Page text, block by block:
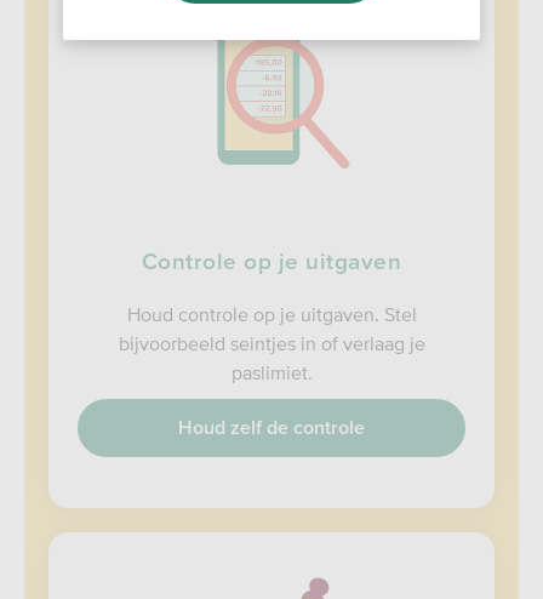
Controle op je uitgaven
Houd controle op je uitgaven. Stel
bijvoorbeeld seintjes in of verlaag je
paslimiet.
Houd zelf de controle